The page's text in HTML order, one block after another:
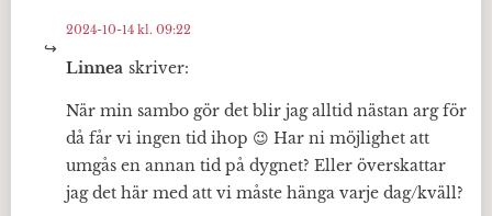
Linnea skriver:
2024-10-14 kl. 09:22
När min sambo gör det blir jag alltid nästan arg för
då får vi ingen tid ihop 😉 Har ni möjlighet att
umgås en annan tid på dygnet? Eller överskattar
jag det här med att vi måste hänga varje dag/kväll?